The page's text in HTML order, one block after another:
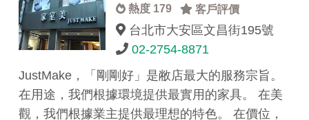
熱度 179 客戶評價
台北市大安區文昌街195號
02-2754-8871
JustMake，「剛剛好」是敝店最大的服務宗旨。
在用途，我們根據環境提供最實用的家具。 在美
觀，我們根據業主提供最理想的特色。 在價位，